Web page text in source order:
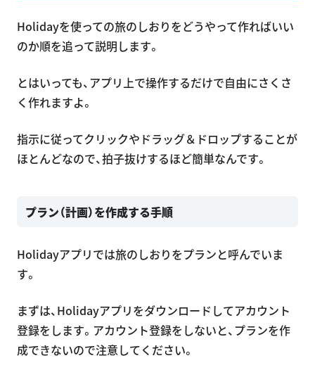
Holidayを使っての旅のしおりをどうやって作ればいい
のか順を追って説明します。
とはいっても、アプリ上で操作するだけで自由にさくさ
く作れますよ。
指示に従ってクリックやドラッグ＆ドロップすることが
ほとんどなので、拍子抜けするほど簡単なんです。
プラン（計画）を作成する手順
Holidayアプリでは旅のしおりをプランと呼んでいま
す。
まずは、Holidayアプリをダウンロードしてアカウント
登録をします。アカウント登録をしないと、プランを作
成できないので注意してください。